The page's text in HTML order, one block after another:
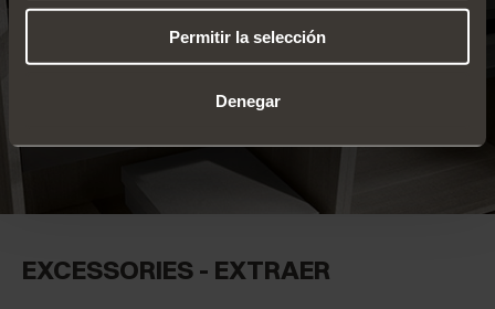
Permitir la selección
Denegar
EXCESSORIES - EXTRAER